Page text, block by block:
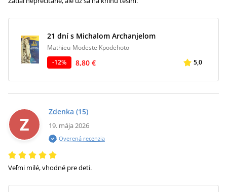
21 dní s Michalom Archanjelom
Mathieu-Modeste Kpodehoto
-12% 8,80 € 5,0
Z
Zdenka (15)
19. mája 2026
Overená recenzia
Veľmi milé, vhodné pre deti.